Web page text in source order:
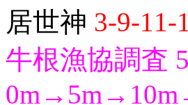
居世神 3-9-11-
牛根漁協調査